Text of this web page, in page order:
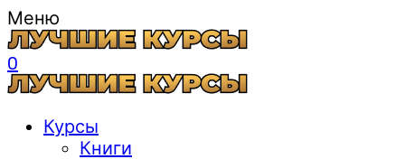
Меню
0
Курсы
Книги